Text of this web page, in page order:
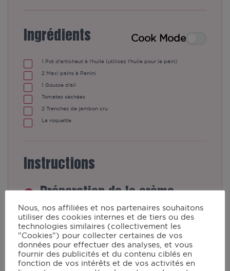
Ingrédients Cook Mode
1 Pot d'artichaut à l'huile (utilisez l'huile pour le pain)
2 Maxi pains à Panini
1 Gousse d'ail
Tomates séchées
2 Tranches de jambon cru
La roquette
Instructions
Préparation de la crème
d'artichaut dans le robot All-
Cook.
Installez la mini cuve munie de son
couteau dans le bol du robot et
ajoutez les artichauts.
Nous, nos affiliées et nos partenaires souhaitons
utiliser des cookies internes et de tiers ou des
technologies similaires (collectivement les
"Cookies") pour collecter certaines de vos
données pour effectuer des analyses, et vous
fournir des publicités et du contenu ciblés en
fonction de vos intérêts et de vos activités en